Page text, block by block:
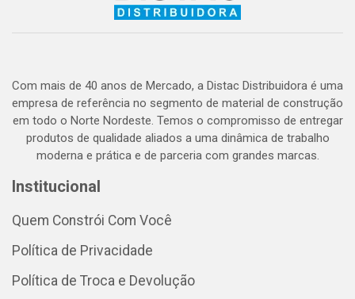
Com mais de 40 anos de Mercado, a Distac Distribuidora é uma
empresa de referência no segmento de material de construção
em todo o Norte Nordeste. Temos o compromisso de entregar
produtos de qualidade aliados a uma dinâmica de trabalho
moderna e prática e de parceria com grandes marcas.
Institucional
Quem Constrói Com Você
Política de Privacidade
Política de Troca e Devolução